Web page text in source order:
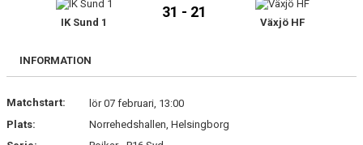
KONTAKT & KANSLI
IK Sund 1
31 - 21
Växjö HF
INFORMATION
Matchstart:
lör 07 februari, 13:00
Plats:
Norrehedshallen, Helsingborg